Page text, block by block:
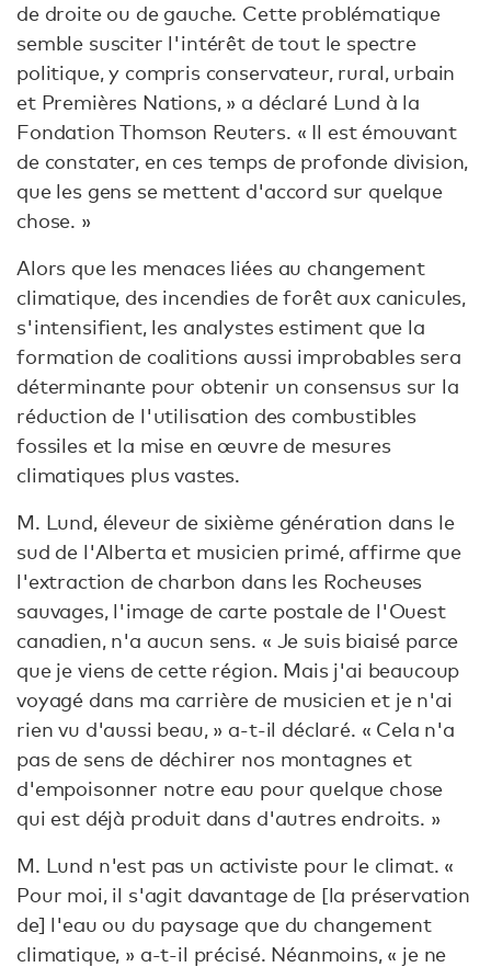
de droite ou de gauche. Cette problématique
semble susciter l'intérêt de tout le spectre
politique, y compris conservateur, rural, urbain
et Premières Nations, » a déclaré Lund à la
Fondation Thomson Reuters. « Il est émouvant
de constater, en ces temps de profonde division,
que les gens se mettent d'accord sur quelque
chose. »
Alors que les menaces liées au changement
climatique, des incendies de forêt aux canicules,
s'intensifient, les analystes estiment que la
formation de coalitions aussi improbables sera
déterminante pour obtenir un consensus sur la
réduction de l'utilisation des combustibles
fossiles et la mise en œuvre de mesures
climatiques plus vastes.
M. Lund, éleveur de sixième génération dans le
sud de l'Alberta et musicien primé, affirme que
l'extraction de charbon dans les Rocheuses
sauvages, l'image de carte postale de l'Ouest
canadien, n'a aucun sens. « Je suis biaisé parce
que je viens de cette région. Mais j'ai beaucoup
voyagé dans ma carrière de musicien et je n'ai
rien vu d'aussi beau, » a-t-il déclaré. « Cela n'a
pas de sens de déchirer nos montagnes et
d'empoisonner notre eau pour quelque chose
qui est déjà produit dans d'autres endroits. »
M. Lund n'est pas un activiste pour le climat. «
Pour moi, il s'agit davantage de [la préservation
de] l'eau ou du paysage que du changement
climatique, » a-t-il précisé. Néanmoins, « je ne